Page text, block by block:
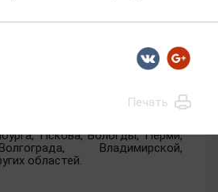
в Гавриловом
русской культуры,
для гостей из многих
помимо жителей Ивановской
Пскова, Вологды, Перми,
Владимирской,
областей.
Печать